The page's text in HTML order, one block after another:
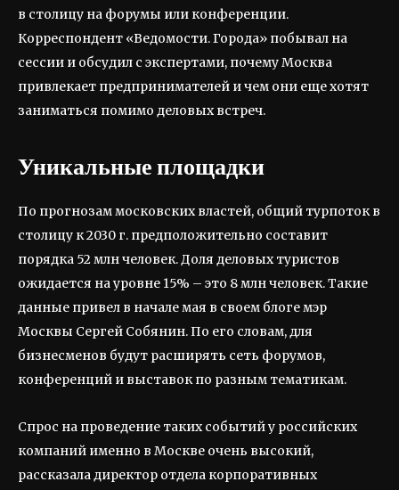
в столицу на форумы или конференции.
Корреспондент «Ведомости. Города» побывал на
сессии и обсудил с экспертами, почему Москва
привлекает предпринимателей и чем они еще хотят
заниматься помимо деловых встреч.
Уникальные площадки
По прогнозам московских властей, общий турпоток в
столицу к 2030 г. предположительно составит
порядка 52 млн человек. Доля деловых туристов
ожидается на уровне 15% – это 8 млн человек. Такие
данные привел в начале мая в своем блоге мэр
Москвы Сергей Собянин. По его словам, для
бизнесменов будут расширять сеть форумов,
конференций и выставок по разным тематикам.
Спрос на проведение таких событий у российских
компаний именно в Москве очень высокий,
рассказала директор отдела корпоративных